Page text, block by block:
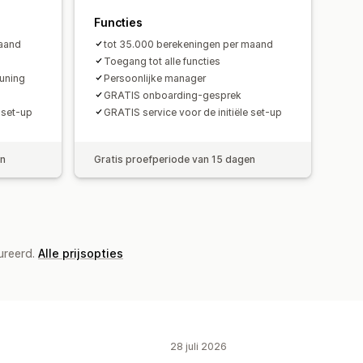
set-up
Functies
tot 35.000 berekeningen per maand
Toegang tot alle functies
Persoonlijke manager
GRATIS onboarding-gesprek
GRATIS service voor de initiële set-up
Gratis proefperiode van 15 dagen
Alle prijsopties
28 juli 2026